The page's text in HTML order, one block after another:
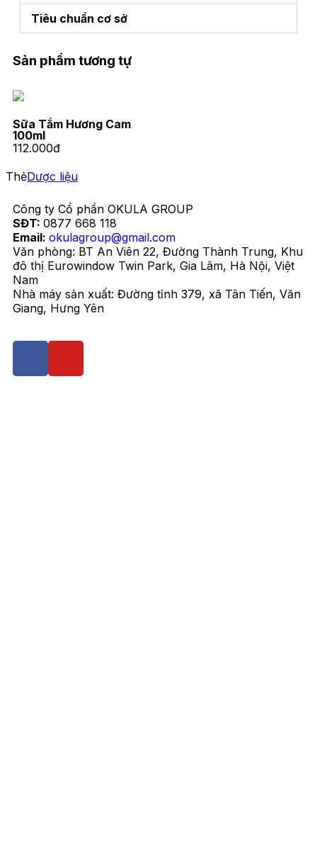
Tiêu chuẩn cơ sở
Sản phẩm tương tự
Sữa Tắm Hương Cam
100ml
112.000đ
ThẻDược liệu
Công ty Cổ phần OKULA GROUP
SĐT: 0877 668 118
Email: okulagroup@gmail.com
Văn phòng: BT An Viên 22, Đường Thành Trung, Khu
đô thị Eurowindow Twin Park, Gia Lâm, Hà Nội, Việt
Nam
Nhà máy sản xuất: Đường tỉnh 379, xã Tân Tiến, Văn
Giang, Hưng Yên